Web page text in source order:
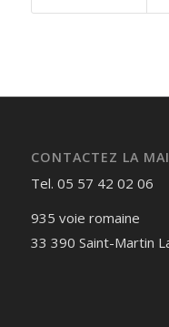
CONTACTEZ LA
Tel. 05 57 42 02 06
935 voie romaine
33 390 Saint-Martin